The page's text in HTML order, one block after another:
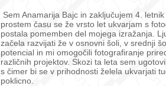
Sem Anamarija Bajc in zaključujem 4.
prostem času se že vrsto let ukvarjam s
postala pomemben del mojega izražanja.
začela razvijati že v osnovni šoli, v srednji
potencial in mi omogočili fotografiranje
različnih projektov. Skozi ta leta sem
s čimer bi se v prihodnosti želela ukvarjati
poklicno.